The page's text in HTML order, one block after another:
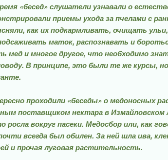
«бесед» слушатели узнавали о
при­емы ухода за пчелами с
как их подкармливать, очищать
маток, распознавать и
мед и многое другое, что необходимо
В принципе, это были те же курсы,
проходили «бесе­ды» о медоносных
постав­щиком нектара в Измайловском
росла вокруг пасеки. Медосбор или, как
всегда был оби­лен. За ней шла ива,
и прочая луговая растительность.